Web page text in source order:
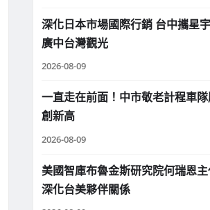
深化日本市場國際行銷 台中攜星
廣中台灣觀光
2026-08-09
一直走在前面！中市敬老計程車
創新高
2026-08-09
美國智庫布魯金斯研究院何瑞恩
深化台美夥伴關係